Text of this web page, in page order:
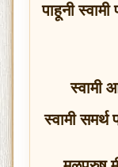
पाहूनी
स्वामी
स्वामी